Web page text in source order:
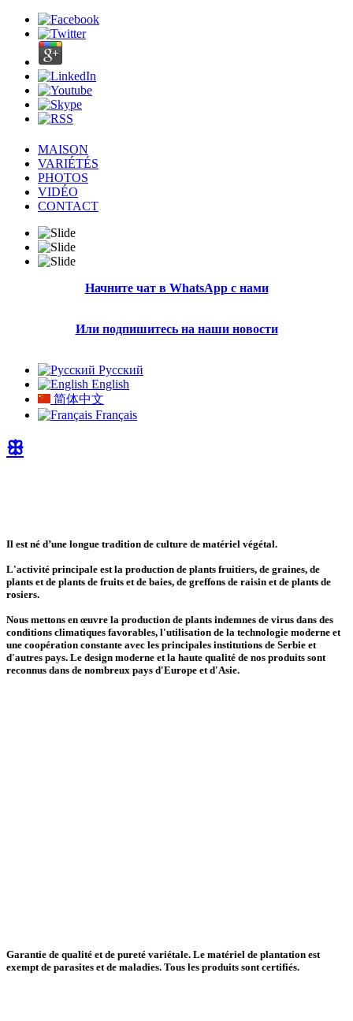
MAISON
VARIÉTÉS
PHOTOS
VIDÉO
CONTACT
Начните чат в WhatsApp с нами
Или подпишитесь на наши новости
Русский
English
简体中文
Français
ꕥ
Il est né d’une longue tradition de culture de matériel végétal.
L'activité principale est la production de plants fruitiers, de graines, de
plants et de plants de fruits et de baies, de greffons de raisin et de plants de
rosiers.
Nous mettons en œuvre la production de plants indemnes de virus dans des
conditions climatiques favorables, l'utilisation de la technologie moderne et
une coopération constante avec les principales institutions de Serbie et
d'autres pays. Le design moderne et la haute qualité de nos produits sont
reconnus dans de nombreux pays d'Europe et d'Asie.
Garantie de qualité et de pureté variétale. Le matériel de plantation est
exempt de parasites et de maladies. Tous les produits sont certifiés.